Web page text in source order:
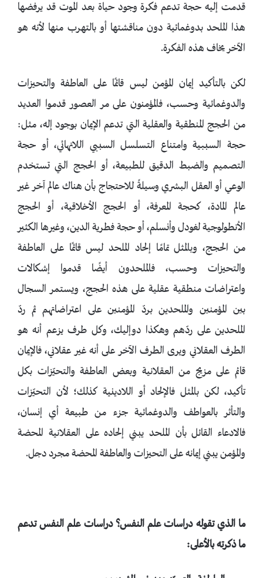
قدمت إليه حجة تدعم فكرة وجود حياة بعد الموت قد يرفضها
هذا الملحد بدوغمائية دون مناقشتها أو بالتهرب منها لأنه هو
الآخر يخاف هذه الفكرة.
لكن بالتأكيد إيمان المؤمن ليس قائمًا على العاطفة والتحيزات
والدوغمائية وحسب، فالمؤمنون على مر العصور قدموا العديد
من الحجج المنطقية والعقلية التي تدعم الإيمان بوجود إله، مثل:
حجة السببية وامتناع التسلسل السببي اللانهائي، أو حجة
التصميم والضبط الدقيق للطبيعة، أو الحجج التي تستخدم
الوعي أو العقل البشري وسيلةً للاحتجاج بأن هناك عالم آخر غير
عالم المادة، كحجة المعرفة، أو الحجج الأخلاقية، أو الحجج
الأنطولوجية لغودل وأنسلم، أو حجة فطرية الدين، وغيرها الكثير
من الحجج، وبالمثل تمامًا إلحاد الملحد ليس قائمًا على العاطفة
والتحيزات وحسب، فالملحدون أيضًا قدموا إشكالات
واعتراضات منطقية عقلية على هذه الحجج، ويستمر السجال
بين المؤمنين والملحدين بردّ المؤمنين على اعتراضاتهم ثم ردّ
الملحدين على ردّهم وهكذا دوإليك، وكل طرف يزعم أنه هو
الطرف العقلاني ويرى الطرف الآخر على أنه غير عقلاني، فالإيمان
قائم على مزيج من العقلانية وبعض العاطفة والتحيّزات بكل
تأكيد، لكن بالمثل فالإلحاد أو اللادينية كذلك؛ لأن التحيّزات
والتأثر بالعواطف والدوغمائية جزء من طبيعة أي إنسان،
فالادعاء القائل بأن الملحد يبني إلحاده على العقلانية المحضة
والمؤمن يبني إيمانه على التحيزات والعاطفة المحضة مجرد دجل.
ما الذي تقوله دراسات علم النفس؟ دراسات علم النفس تدعم
ما ذكرته بالأعلى: